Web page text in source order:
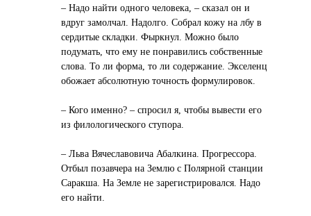
– Надо найти одного человека, – сказал он и
вдруг замолчал. Надолго. Собрал кожу на лбу в
сердитые складки. Фыркнул. Можно было
подумать, что ему не понравились собственные
слова. То ли форма, то ли содержание. Экселенц
обожает абсолютную точность формулировок.
– Кого именно? – спросил я, чтобы вывести его
из филологического ступора.
– Льва Вячеславовича Абалкина. Прогрессора.
Отбыл позавчера на Землю с Полярной станции
Саракша. На Земле не зарегистрировался. Надо
его найти.